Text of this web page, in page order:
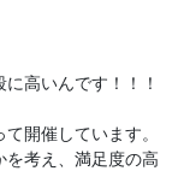
高いんです！！！
開催しています。
考え、満足度の高